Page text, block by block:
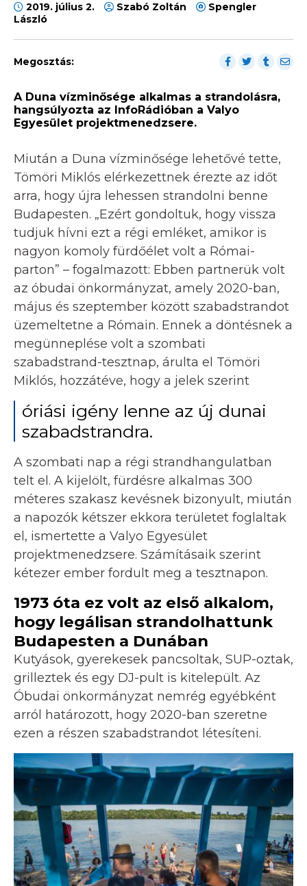
2019. július 2.
Szabó Zoltán
Spengler
László
Megosztás:
A Duna vízminősége alkalmas a strandolásra,
hangsúlyozta az InfoRádióban a Valyo
Egyesület projektmenedzsere.
Miután a Duna vízminősége lehetővé tette,
Tömöri Miklós elérkezettnek érezte az időt
arra, hogy újra lehessen strandolni benne
Budapesten. „Ezért gondoltuk, hogy vissza
tudjuk hívni ezt a régi emléket, amikor is
nagyon komoly fürdőélet volt a Római-
parton” – fogalmazott: Ebben partnerük volt
az óbudai önkormányzat, amely 2020-ban,
május és szeptember között szabadstrandot
üzemeltetne a Rómain. Ennek a döntésnek a
megünneplése volt a szombati
szabadstrand-tesztnap, árulta el Tömöri
Miklós, hozzátéve, hogy a jelek szerint
óriási igény lenne az új dunai
szabadstrandra.
A szombati nap a régi strandhangulatban
telt el. A kijelölt, fürdésre alkalmas 300
méteres szakasz kevésnek bizonyult, miután
a napozók kétszer ekkora területet foglaltak
el, ismertette a Valyo Egyesület
projektmenedzsere. Számításaik szerint
kétezer ember fordult meg a tesztnapon.
1973 óta ez volt az első alkalom,
hogy legálisan strandolhattunk
Budapesten a Dunában
Kutyások, gyerekesek pancsoltak, SUP-oztak,
grilleztek és egy DJ-pult is kitelepült. Az
Óbudai önkormányzat nemrég egyébként
arról határozott, hogy 2020-ban szeretne
ezen a részen szabadstrandot létesíteni.